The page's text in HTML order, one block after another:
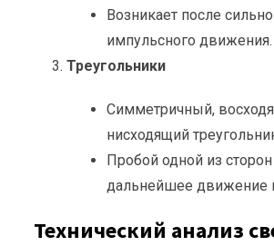
Возникает после
импульсного движения.
Треугольники
Симметричный,
нисходящий
Пробой одной из
дальнейшее движение
Технический анализ